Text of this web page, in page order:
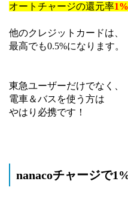
オートチャージの還元率1%
他のクレジットカードは、
最高でも0.5%になります。
東急ユーザーだけでなく、
電車＆バスを使う方は
やはり必携です！
nanacoチャージで